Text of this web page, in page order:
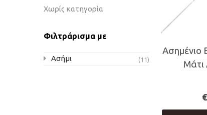
Ασημένιο
Μάτι
€
Χωρίς κατηγορία
Φιλτράρισμα με
Ασήμι (11)